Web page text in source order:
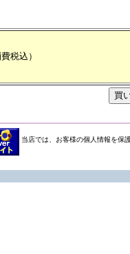
込）
当店では、お客様の個人情報を保